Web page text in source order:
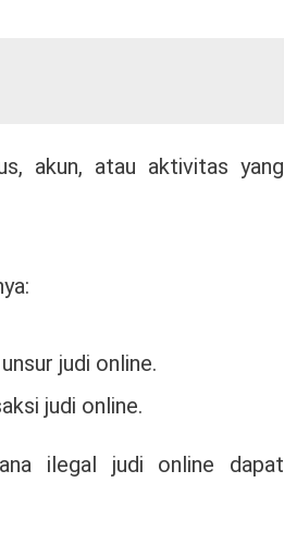
akun, atau aktivitas yang
judi online.
judi online.
ilegal judi online dapat